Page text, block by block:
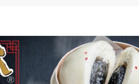
ット（宮崎牛すき焼きまん3個・自慢の豚ま
ルメ お取り寄せ
トルト
ット（宮崎牛すき焼きまん3個・自慢の豚ま
グルメ お取り寄せ